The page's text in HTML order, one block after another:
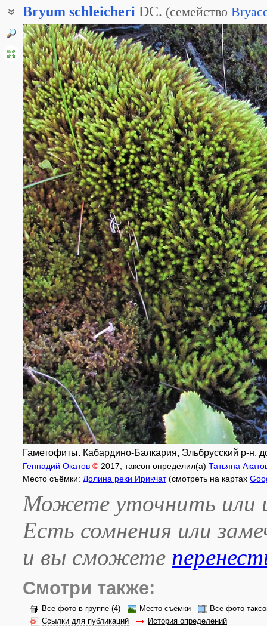
Bryum schleicheri DC. (семейство
Гаметофиты. Кабардино-Балкария, Эльбрусский р-н,
Геннадий Окатов © 2017; таксон определил(а) Татьяна
Место съёмки: Долина реки Ирикчат(смотреть на картах
Можете уточнить или
Есть сомнения или
и вы сможете
Смотри также:
Все фото в группе (4) Место съёмки
Все фото
Ссылки для публикаций
История определений